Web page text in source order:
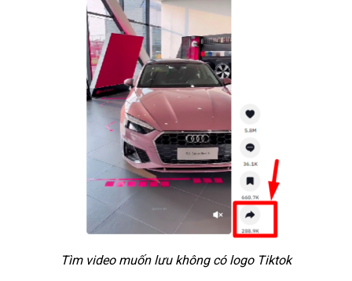
Tìm video muốn lưu không có logo Tiktok